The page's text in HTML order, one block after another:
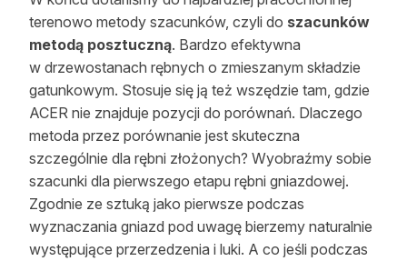
terenowo metody szacunków, czyli do szacunków
metodą posztuczną. Bardzo efektywna
w drzewostanach rębnych o zmieszanym składzie
gatunkowym. Stosuje się ją też wszędzie tam, gdzie
ACER nie znajduje pozycji do porównań. Dlaczego
metoda przez porównanie jest skuteczna
szczególnie dla rębni złożonych? Wyobraźmy sobie
szacunki dla pierwszego etapu rębni gniazdowej.
Zgodnie ze sztuką jako pierwsze podczas
wyznaczania gniazd pod uwagę bierzemy naturalnie
występujące przerzedzenia i luki. A co jeśli podczas